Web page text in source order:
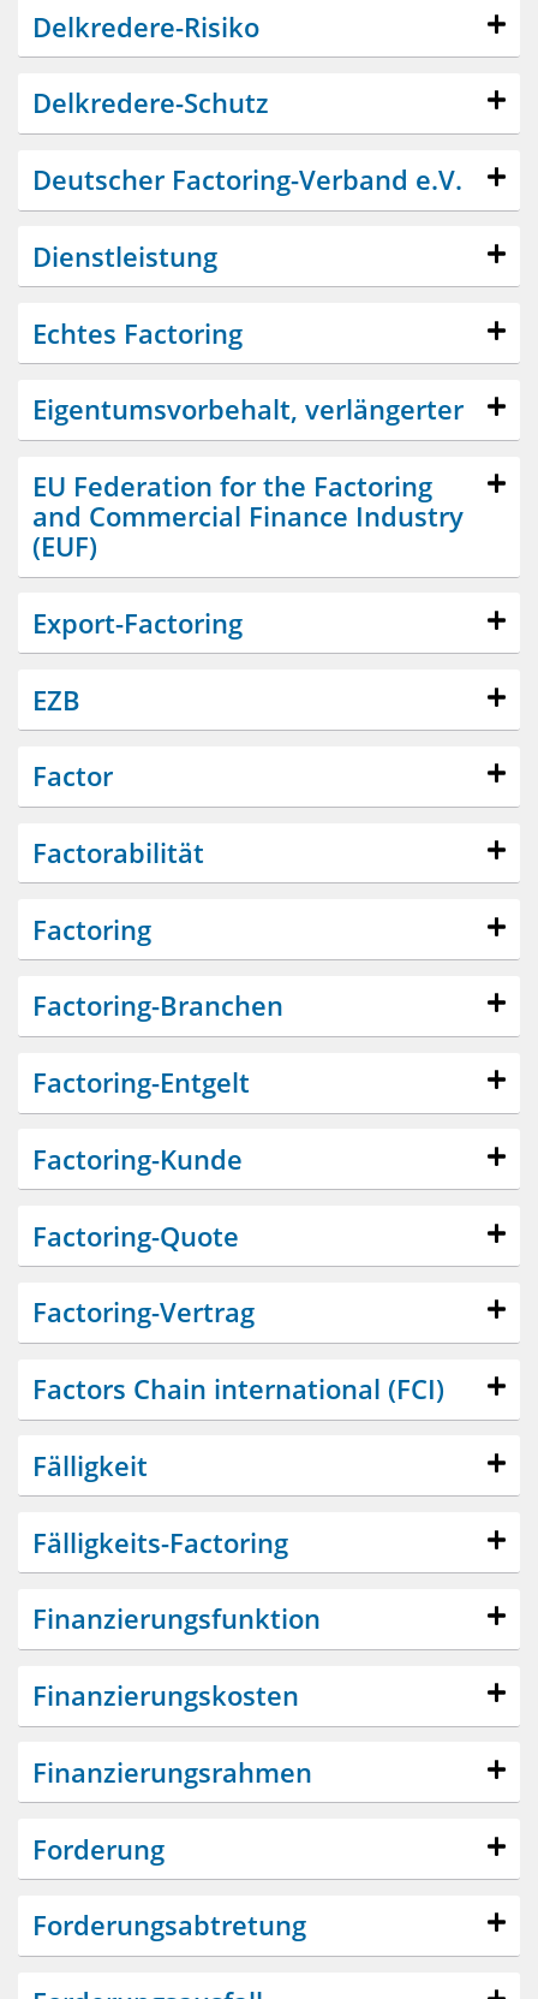
Delkredere-Risiko
Delkredere-Schutz
Deutscher Factoring-Verband e.V.
Dienstleistung
Echtes Factoring
Eigentumsvorbehalt, verlängerter
EU Federation for the Factoring
and Commercial Finance Industry
(EUF)
Export-Factoring
EZB
Factor
Factorabilität
Factoring
Factoring-Branchen
Factoring-Entgelt
Factoring-Kunde
Factoring-Quote
Factoring-Vertrag
Factors Chain international (FCI)
Fälligkeit
Fälligkeits-Factoring
Finanzierungsfunktion
Finanzierungskosten
Finanzierungsrahmen
Forderung
Forderungsabtretung